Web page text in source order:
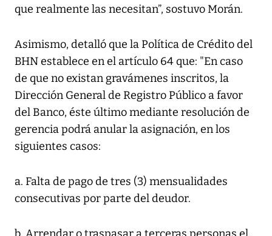
que realmente las necesitan”, sostuvo Morán.
Asimismo, detalló que la Política de Crédito del
BHN establece en el artículo 64 que: "En caso
de que no existan gravámenes inscritos, la
Dirección General de Registro Público a favor
del Banco, éste último mediante resolución de
gerencia podrá anular la asignación, en los
siguientes casos:
a. Falta de pago de tres (3) mensualidades
consecutivas por parte del deudor.